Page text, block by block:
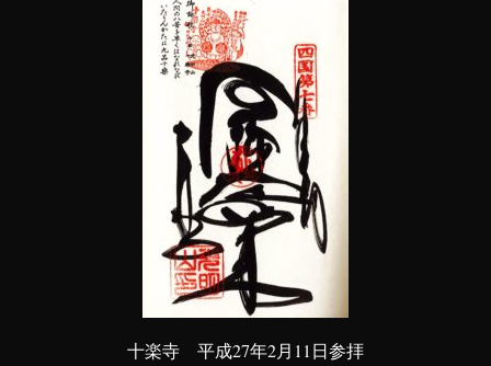
十楽寺 平成27年2月11日参拝